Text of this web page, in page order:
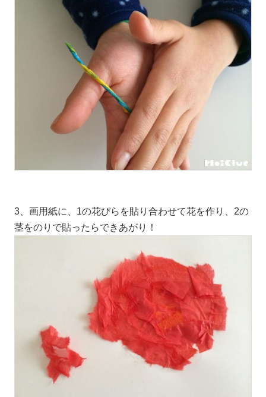
3、画用紙に、1の花びらを貼り合わせて花を作り、2の
茎をのりで貼ったらできあがり！